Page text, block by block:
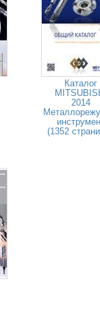
Каталог
2014
(1352